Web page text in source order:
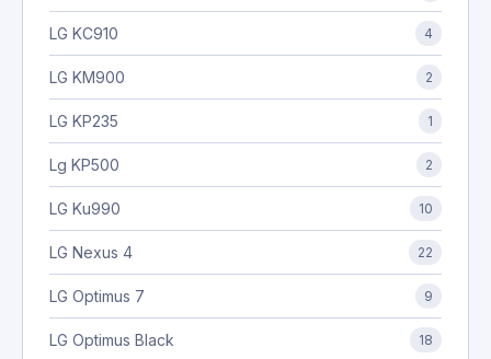
LG KC910 4
LG KM900 2
LG KP235 1
Lg KP500 2
LG Ku990 10
LG Nexus 4 22
LG Optimus 7 9
LG Optimus Black 18